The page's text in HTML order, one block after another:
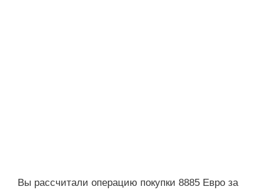
Вы рассчитали операцию покупки 8885 Евро за